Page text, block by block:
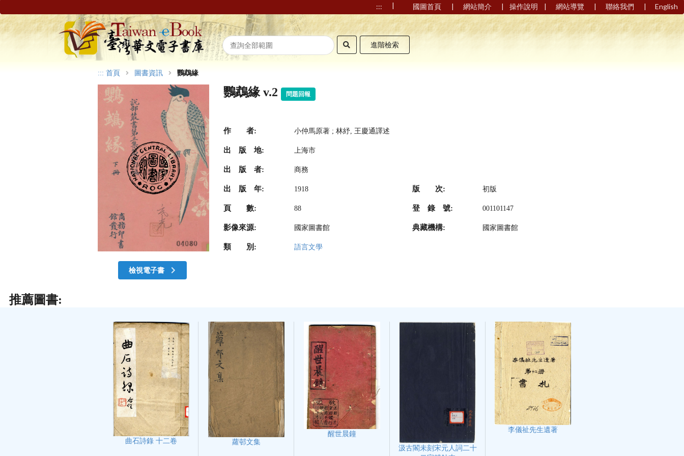
::: | 國圖首頁 | 網站簡介 | 操作說明 | 網站導覽 | 聯絡我們 | English
進階檢索
::: 首頁 圖書資訊 鸚鵡緣
檢視電子書
鸚鵡緣 v.2 問題回報
作 者: 小仲馬原著 ; 林紓, 王慶通譯述
出 版 地: 上海市
出 版 者: 商務
出 版 年: 1918 版 次: 初版
頁 數: 88 登 錄 號: 001101147
影像來源: 國家圖書館 典藏機構: 國家圖書館
類 別: 語言文學
推薦圖書:
曲石詩錄 十二卷 蘿邨文集
醒世晨鐘
汲古閣未刻宋元人詞二十
李儀祉先生遺著